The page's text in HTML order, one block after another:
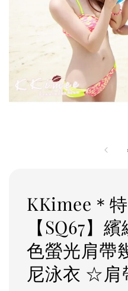
1
KKimee＊
【SQ67】
色螢光肩帶
尼泳衣 ☆